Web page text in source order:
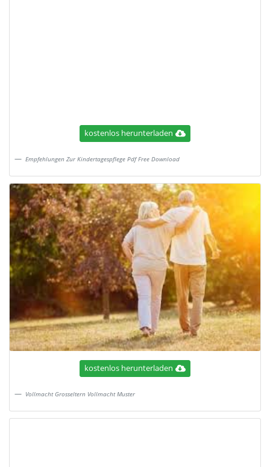
kostenlos herunterladen
Empfehlungen Zur Kindertagespflege Pdf Free Download
kostenlos herunterladen
Vollmacht Grosseltern Vollmacht Muster